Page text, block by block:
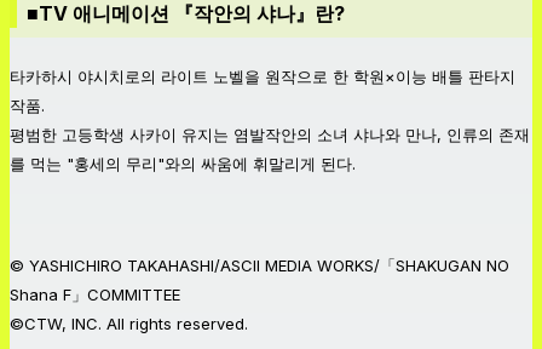
■TV 애니메이션 『작안의 샤나』란?
타카하시 야시치로의 라이트 노벨을 원작으로 한 학원×이능 배틀 판타지
작품.
평범한 고등학생 사카이 유지는 염발작안의 소녀 샤나와 만나, 인류의 존재
를 먹는 "홍세의 무리"와의 싸움에 휘말리게 된다.
© YASHICHIRO TAKAHASHI/ASCII MEDIA WORKS/「SHAKUGAN NO
Shana F」COMMITTEE
©CTW, INC. All rights reserved.